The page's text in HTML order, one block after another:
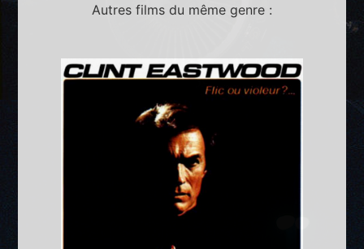
Autres films du même genre :